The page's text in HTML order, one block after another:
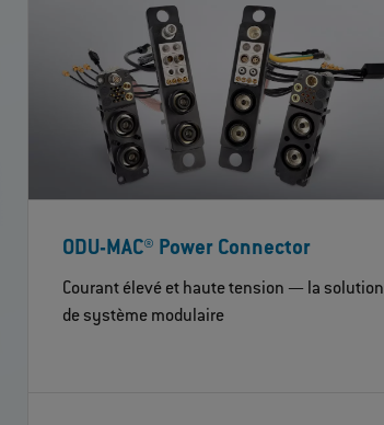
ODU-MAC® Power Connector
Courant élevé et haute tension — la solution
de système modulaire